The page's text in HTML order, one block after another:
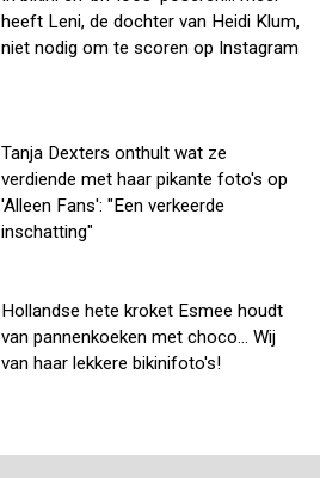
heeft Leni, de dochter van Heidi Klum,
niet nodig om te scoren op Instagram
Tanja Dexters onthult wat ze
verdiende met haar pikante foto's op
'Alleen Fans': "Een verkeerde
inschatting"
Hollandse hete kroket Esmee houdt
van pannenkoeken met choco... Wij
van haar lekkere bikinifoto's!